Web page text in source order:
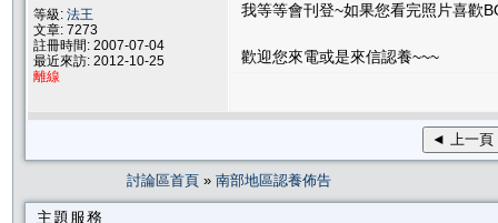
等級: 法王
文章: 7273
註冊時間: 2007-07-04
最近來訪: 2012-10-25
離線
我等等會刊登~如果您看完照片喜歡
歡迎您來電或是來信認養~~~
◄ 上一頁
討論區首頁 » 南部地區認養佈告
主題服務